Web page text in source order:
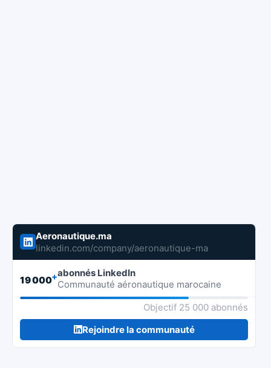
Aeronautique.ma
linkedin.com/company/aeronautique-ma
19 000+abonnés LinkedIn
Communauté aéronautique marocaine
Objectif 25 000 abonnés
Rejoindre la communauté